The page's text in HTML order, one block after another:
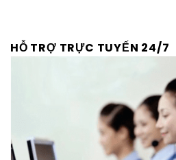
HỖ TRỢ TRỰC TUYẾN 24/7